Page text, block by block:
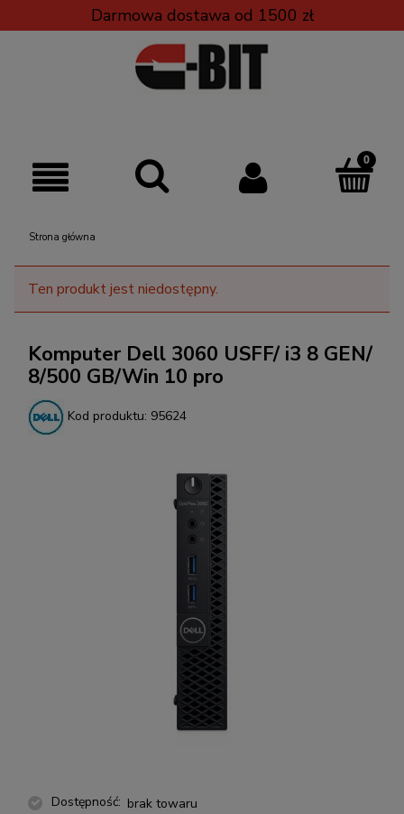
Darmowa dostawa od 1500 zł
Strona główna
Ten produkt jest niedostępny.
Komputer Dell 3060 USFF/ i3 8 GEN/
8/500 GB/Win 10 pro
Kod produktu: 95624
Dostępność: brak towaru